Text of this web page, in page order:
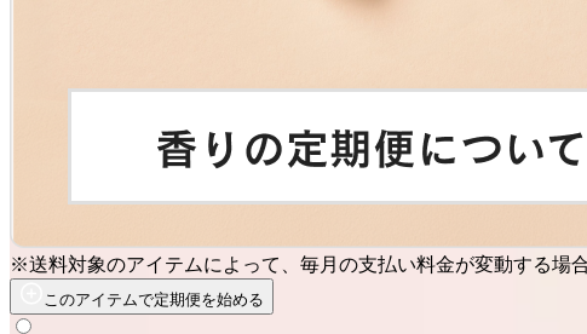
※送料対象のアイテムによって、毎月の支払い料金が変動する場
このアイテムで定期便を始める